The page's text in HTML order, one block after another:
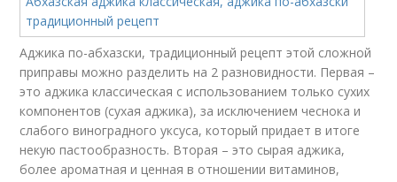
Аджика по-абхазски, традиционный рецепт этой сложной
приправы можно разделить на 2 разновидности. Первая –
это аджика классическая с использованием только сухих
компонентов (сухая аджика), за исключением чеснока и
слабого виноградного уксуса, который придает в итоге
некую пастообразность. Вторая – это сырая аджика,
более ароматная и ценная в отношении витаминов,